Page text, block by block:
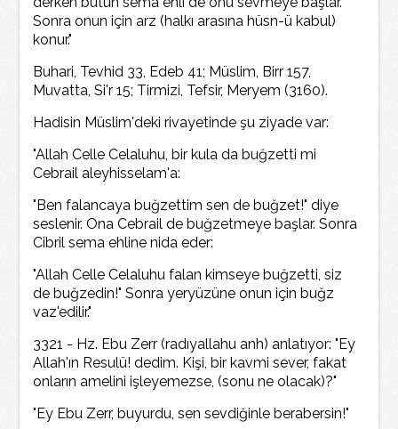
Sonra onun için arz (halkı arasına hüsn-ü kabul)
konur."
Buhari, Tevhid 33, Edeb 41; Müslim, Birr 157,
Muvatta, Si'r 15; Tirmizi, Tefsir, Meryem (3160).
Hadisin Müslim'deki rivayetinde şu ziyade var:
"Allah Celle Celaluhu, bir kula da buğzetti mi
Cebrail aleyhisselam'a:
"Ben falancaya buğzettim sen de buğzet!" diye
seslenir. Ona Cebrail de buğzetmeye başlar. Sonra
Cibril sema ehline nida eder:
"Allah Celle Celaluhu falan kimseye buğzetti, siz
de buğzedin!" Sonra yeryüzüne onun için buğz
vaz'edilir."
3321 - Hz. Ebu Zerr (radıyallahu anh) anlatıyor: "Ey
Allah'ın Resulü! dedim. Kişi, bir kavmi sever, fakat
onların amelini işleyemezse, (sonu ne olacak)?"
"Ey Ebu Zerr, buyurdu, sen sevdiğinle berabersin!"